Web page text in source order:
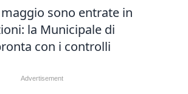
sono entrate in
la Municipale di
con i controlli